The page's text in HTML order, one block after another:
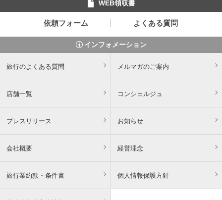
WEB領収書
依頼フォーム よくある質問
インフォメーション
旅行のよくある質問 メルマガのご案内
店舗一覧 コンシェルジュ
プレスリリース お知らせ
会社概要 経営理念
旅行業約款・条件書 個人情報保護方針